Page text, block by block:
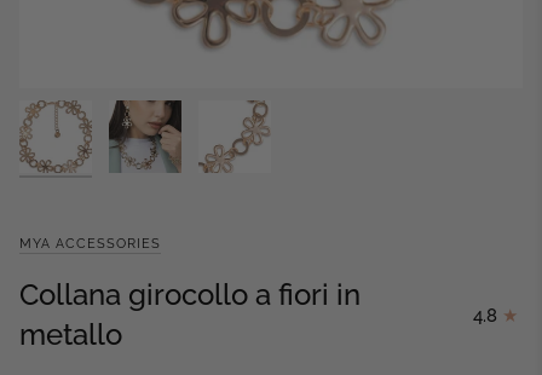
MYA ACCESSORIES
Collana girocollo a fiori in
metallo
4.8